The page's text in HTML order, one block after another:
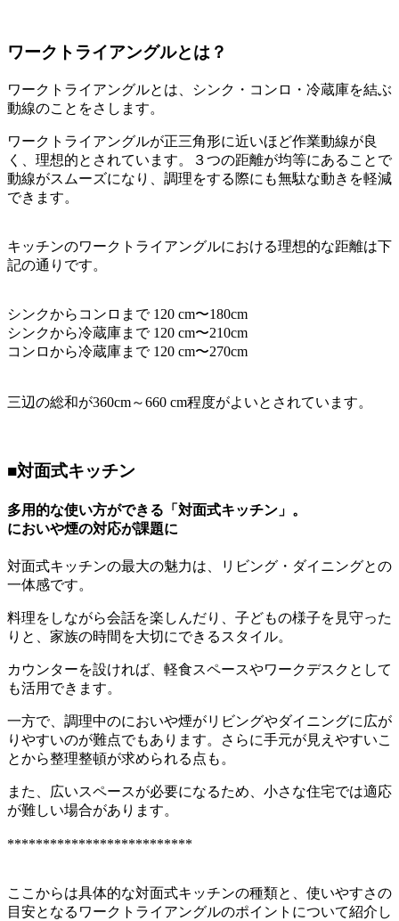
ワークトライアングルとは？
ワークトライアングルとは、シンク・コンロ・冷蔵庫を結ぶ
動線のことをさします。
ワークトライアングルが正三角形に近いほど作業動線が良
く、理想的とされています。３つの距離が均等にあることで
動線がスムーズになり、調理をする際にも無駄な動きを軽減
できます。
キッチンのワークトライアングルにおける理想的な距離は下
記の通りです。
シンクからコンロまで 120 cm〜180cm
シンクから冷蔵庫まで 120 cm〜210cm
コンロから冷蔵庫まで 120 cm〜270cm
三辺の総和が360cm～660 cm程度がよいとされています。
■対面式キッチン
多用的な使い方ができる「対面式キッチン」。
においや煙の対応が課題に
対面式キッチンの最大の魅力は、リビング・ダイニングとの
一体感です。
料理をしながら会話を楽しんだり、子どもの様子を見守った
りと、家族の時間を大切にできるスタイル。
カウンターを設ければ、軽食スペースやワークデスクとして
も活用できます。
一方で、調理中のにおいや煙がリビングやダイニングに広が
りやすいのが難点でもあります。さらに手元が見えやすいこ
とから整理整頓が求められる点も。
また、広いスペースが必要になるため、小さな住宅では適応
が難しい場合があります。
**************************
ここからは具体的な対面式キッチンの種類と、使いやすさの
目安となるワークトライアングルのポイントについて紹介し